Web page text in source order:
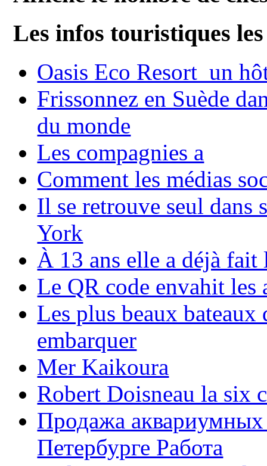
Les infos touristiques
Oasis Eco Resort un
Frissonnez en Suède
du monde
Les compagnies a
Comment les médias
Il se retrouve seul dans
York
À 13 ans elle a déjà
Le QR code envahit les
Les plus beaux bateaux
embarquer
Mer Kaikoura
Robert Doisneau la six
Продажа аквариумных
Петербурге Работа